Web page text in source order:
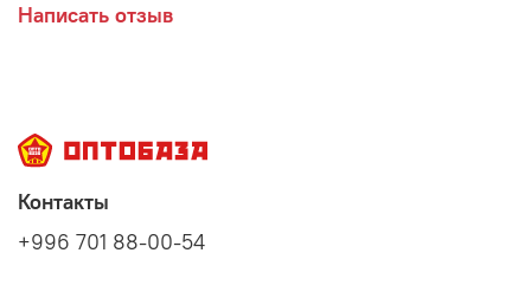
Написать отзыв
Контакты
+996 701 88-00-54